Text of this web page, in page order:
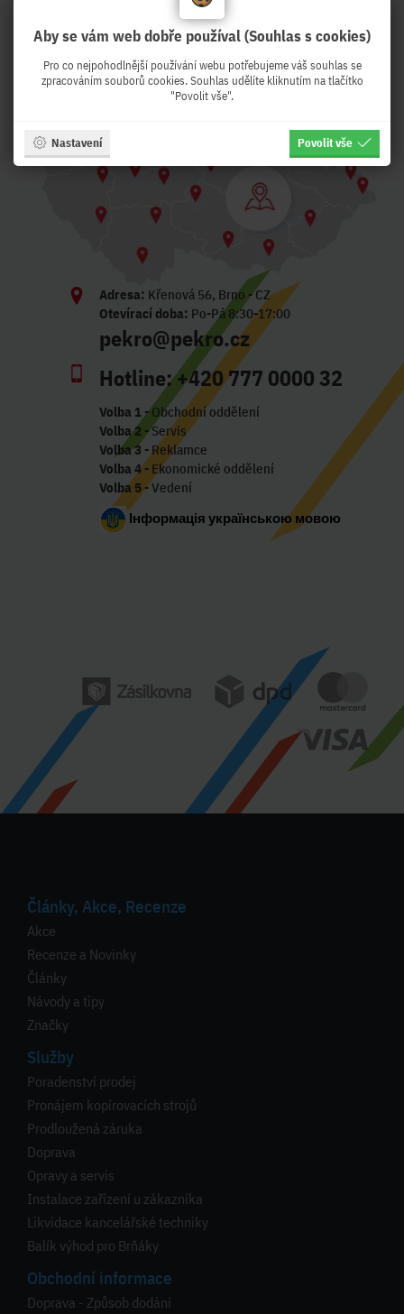
Z Brna expedujeme druhý pracovní den k
Vám !
Adresa: Křenová 56, Brno - CZ
Otevírací doba: Po-Pá 8:30-17:00
pekro@pekro.cz
Hotline:+420 777 0000 32
Volba 1- Obchodní oddělení
Volba 2 - Servis
Volba 3 - Reklamce
Volba 4- Ekonomické oddělení
Volba 5- Vedení
Інформація українською мовою
Články, Akce, Recenze
Akce
Recenze a Novinky
Články
Návody a tipy
Značky
Služby
Poradenství prodej
Pronájem kopírovacích strojů
Prodloužená záruka
Doprava
Opravy a servis
Instalace zařízení u zákazníka
Likvidace kancelářské techniky
Balík výhod pro Brňáky
Obchodní informace
Doprava - Způsob dodání
Aby se vám web dobře používal (Souhlas s cookies)
Pro co nejpohodlnější používání webu potřebujeme váš souhlas se
zpracováním souborů cookies. Souhlas udělíte kliknutím na tlačítko
"Povolit vše".
Nastavení Povolit vše